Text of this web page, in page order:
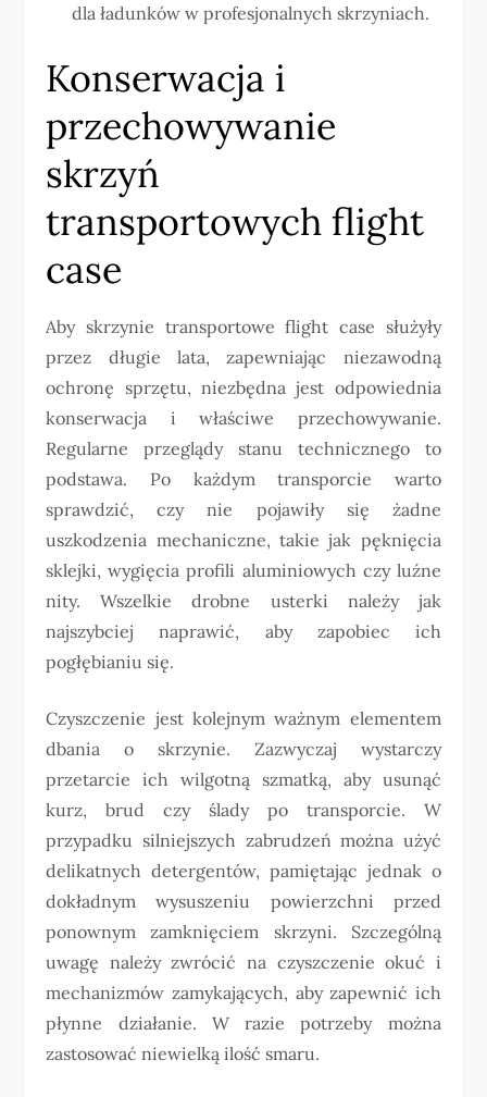
dla ładunków w profesjonalnych skrzyniach.
Konserwacja i
przechowywanie
skrzyń
transportowych flight
case
Aby skrzynie transportowe flight case służyły
przez długie lata, zapewniając niezawodną
ochronę sprzętu, niezbędna jest odpowiednia
konserwacja i właściwe przechowywanie.
Regularne przeglądy stanu technicznego to
podstawa. Po każdym transporcie warto
sprawdzić, czy nie pojawiły się żadne
uszkodzenia mechaniczne, takie jak pęknięcia
sklejki, wygięcia profili aluminiowych czy luźne
nity. Wszelkie drobne usterki należy jak
najszybciej naprawić, aby zapobiec ich
pogłębianiu się.
Czyszczenie jest kolejnym ważnym elementem
dbania o skrzynie. Zazwyczaj wystarczy
przetarcie ich wilgotną szmatką, aby usunąć
kurz, brud czy ślady po transporcie. W
przypadku silniejszych zabrudzeń można użyć
delikatnych detergentów, pamiętając jednak o
dokładnym wysuszeniu powierzchni przed
ponownym zamknięciem skrzyni. Szczególną
uwagę należy zwrócić na czyszczenie okuć i
mechanizmów zamykających, aby zapewnić ich
płynne działanie. W razie potrzeby można
zastosować niewielką ilość smaru.